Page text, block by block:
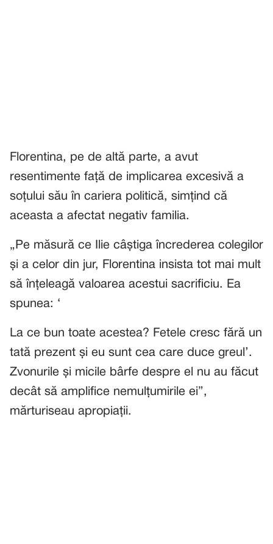
Florentina, pe de altă parte, a avut
resentimente față de implicarea excesivă a
soțului său în cariera politică, simțind că
aceasta a afectat negativ familia.
„Pe măsură ce Ilie câștiga încrederea colegilor
și a celor din jur, Florentina insista tot mai mult
să înțeleagă valoarea acestui sacrificiu. Ea
spunea: ‘
La ce bun toate acestea? Fetele cresc fără un
tată prezent și eu sunt cea care duce greul’.
Zvonurile și micile bârfe despre el nu au făcut
decât să amplifice nemulțumirile ei”,
mărturiseau apropiații.